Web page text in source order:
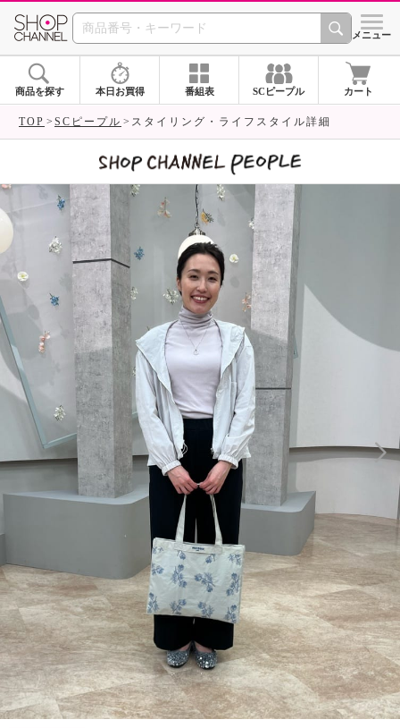
SHOP CHANNEL シメニュー
商品を探す 本日お買得 番組表 SCピープル カート
TOP SCピープル スタイリング・ライフスタイル詳細